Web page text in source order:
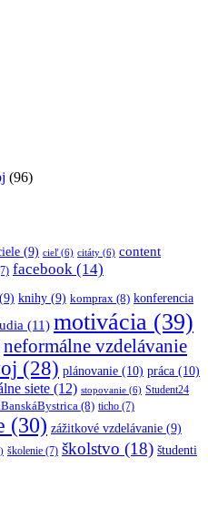
(96)
(9) cieľ(6) citáty (6) content
facebook (14)
(9) knihy (9) komprax (8) konferencia
(11) motivácia (39)
neformálne vzdelávanie
(28) plánovanie (10) práca (10)
siete (12) stopovanie (6) Student24
(8) ticho (7)
(30) zážitkové vzdelávanie (9)
školenie (7) školstvo (18) študenti